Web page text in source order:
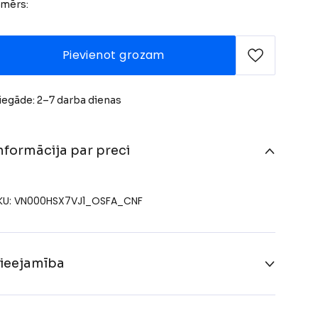
Pievienot grozam
2–7 darba dienas
par preci
VN000HSX7VJ1_OSFA_CNF